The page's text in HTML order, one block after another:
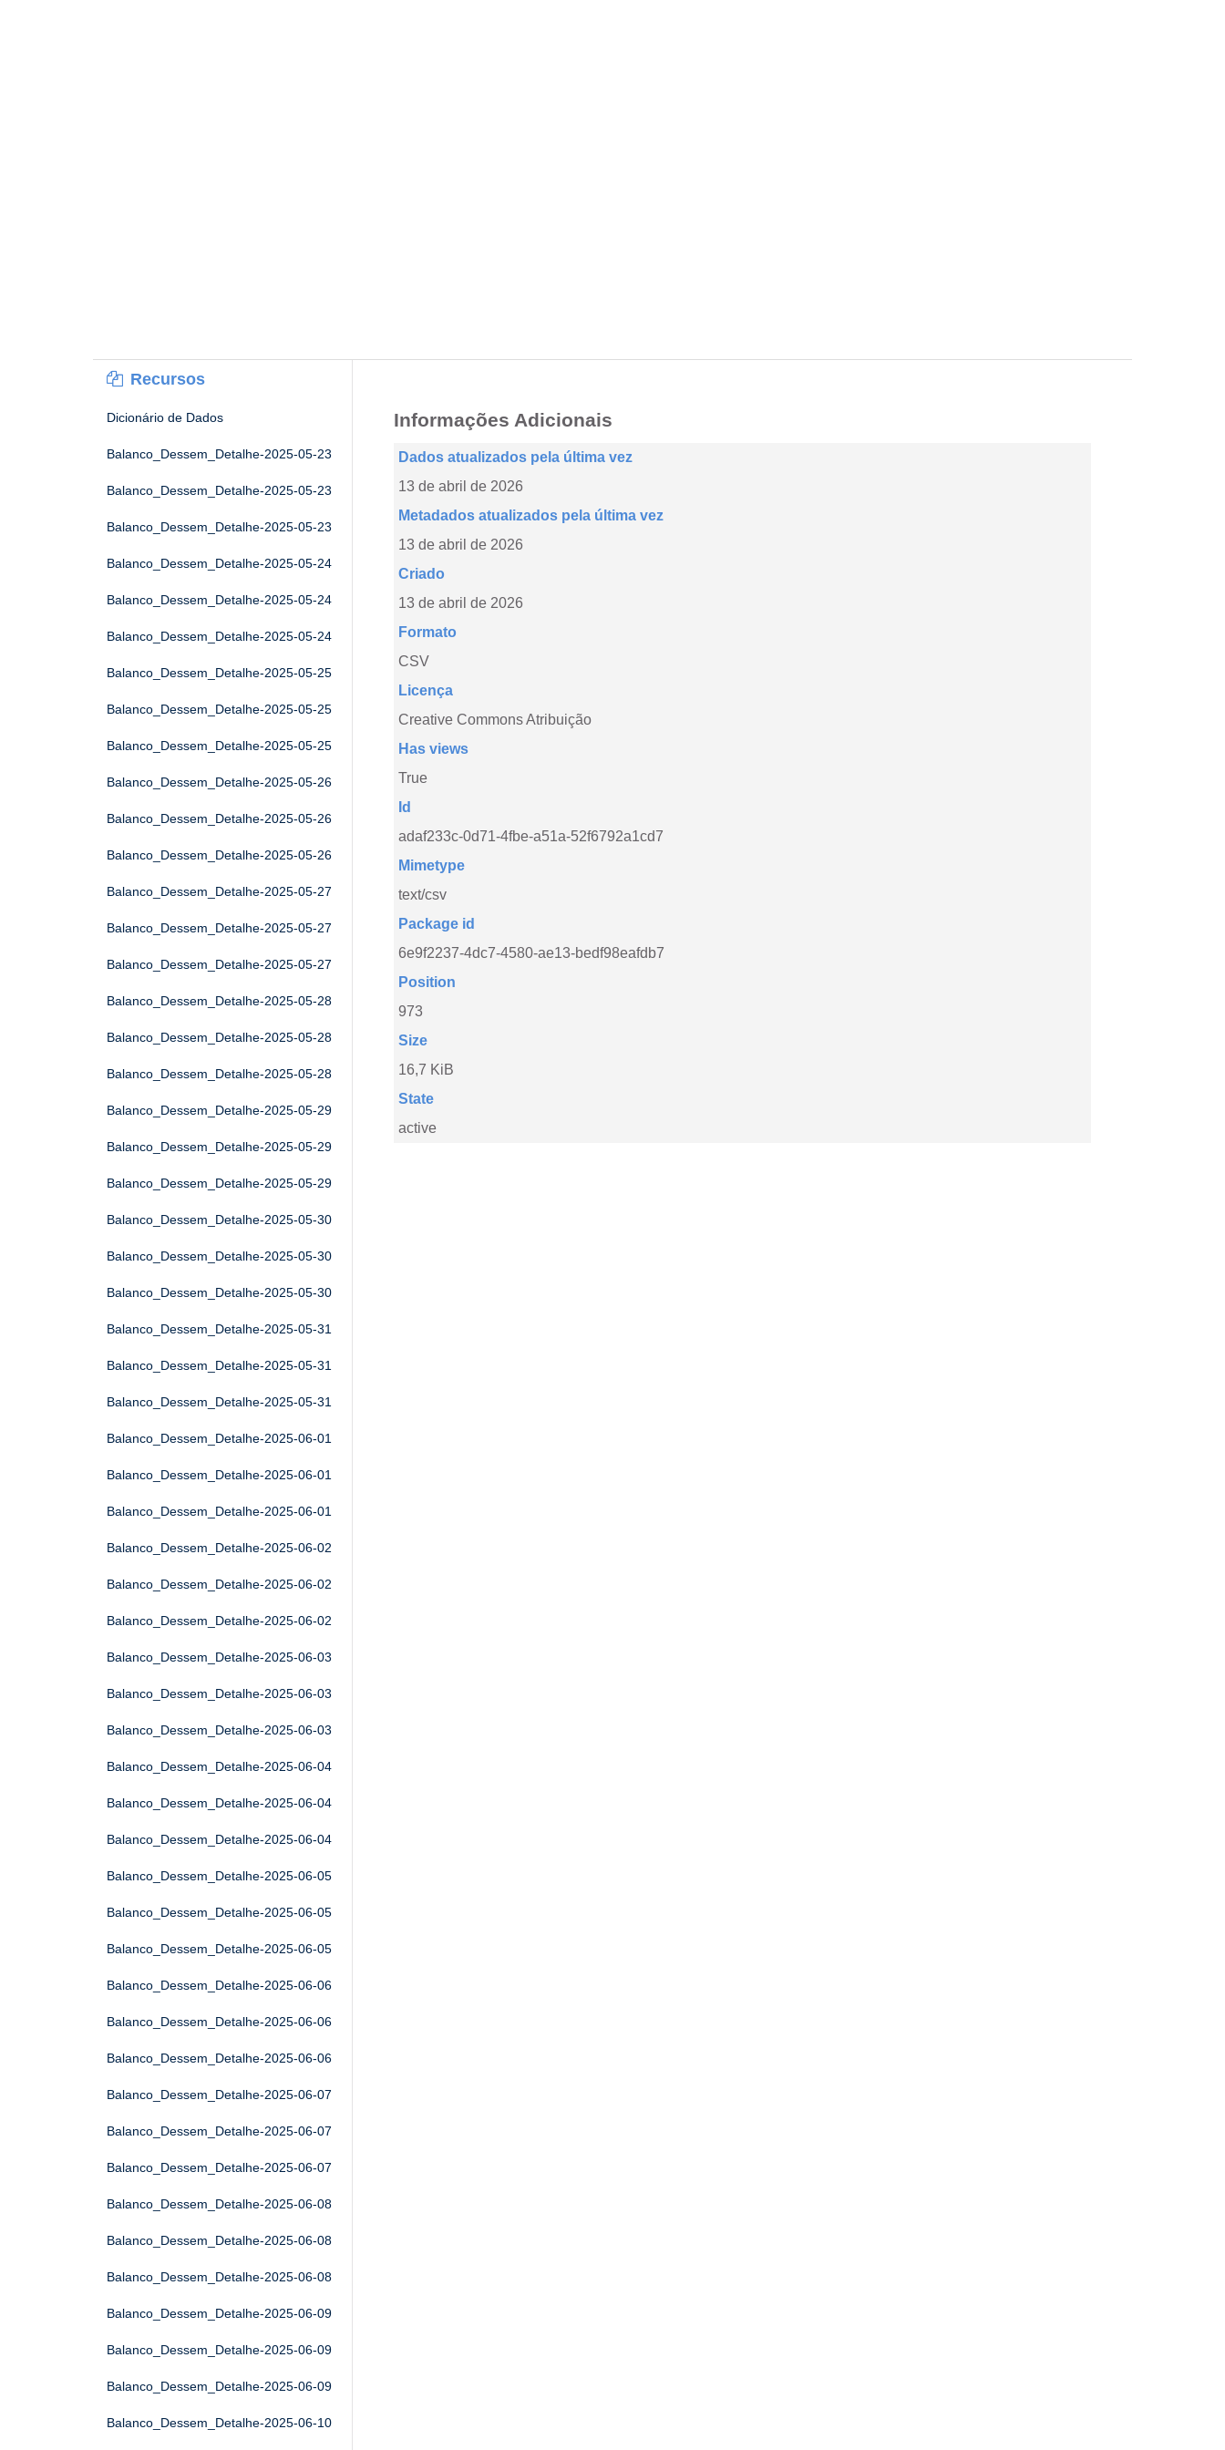
Recursos
Dicionário de Dados
Balanco_Dessem_Detalhe-2025-05-23
Balanco_Dessem_Detalhe-2025-05-23
Balanco_Dessem_Detalhe-2025-05-23
Balanco_Dessem_Detalhe-2025-05-24
Balanco_Dessem_Detalhe-2025-05-24
Balanco_Dessem_Detalhe-2025-05-24
Balanco_Dessem_Detalhe-2025-05-25
Balanco_Dessem_Detalhe-2025-05-25
Balanco_Dessem_Detalhe-2025-05-25
Balanco_Dessem_Detalhe-2025-05-26
Balanco_Dessem_Detalhe-2025-05-26
Balanco_Dessem_Detalhe-2025-05-26
Balanco_Dessem_Detalhe-2025-05-27
Balanco_Dessem_Detalhe-2025-05-27
Balanco_Dessem_Detalhe-2025-05-27
Balanco_Dessem_Detalhe-2025-05-28
Balanco_Dessem_Detalhe-2025-05-28
Balanco_Dessem_Detalhe-2025-05-28
Balanco_Dessem_Detalhe-2025-05-29
Balanco_Dessem_Detalhe-2025-05-29
Balanco_Dessem_Detalhe-2025-05-29
Balanco_Dessem_Detalhe-2025-05-30
Balanco_Dessem_Detalhe-2025-05-30
Balanco_Dessem_Detalhe-2025-05-30
Balanco_Dessem_Detalhe-2025-05-31
Balanco_Dessem_Detalhe-2025-05-31
Balanco_Dessem_Detalhe-2025-05-31
Balanco_Dessem_Detalhe-2025-06-01
Balanco_Dessem_Detalhe-2025-06-01
Balanco_Dessem_Detalhe-2025-06-01
Balanco_Dessem_Detalhe-2025-06-02
Balanco_Dessem_Detalhe-2025-06-02
Balanco_Dessem_Detalhe-2025-06-02
Balanco_Dessem_Detalhe-2025-06-03
Balanco_Dessem_Detalhe-2025-06-03
Balanco_Dessem_Detalhe-2025-06-03
Balanco_Dessem_Detalhe-2025-06-04
Balanco_Dessem_Detalhe-2025-06-04
Balanco_Dessem_Detalhe-2025-06-04
Balanco_Dessem_Detalhe-2025-06-05
Balanco_Dessem_Detalhe-2025-06-05
Balanco_Dessem_Detalhe-2025-06-05
Balanco_Dessem_Detalhe-2025-06-06
Balanco_Dessem_Detalhe-2025-06-06
Balanco_Dessem_Detalhe-2025-06-06
Balanco_Dessem_Detalhe-2025-06-07
Balanco_Dessem_Detalhe-2025-06-07
Balanco_Dessem_Detalhe-2025-06-07
Balanco_Dessem_Detalhe-2025-06-08
Balanco_Dessem_Detalhe-2025-06-08
Balanco_Dessem_Detalhe-2025-06-08
Balanco_Dessem_Detalhe-2025-06-09
Balanco_Dessem_Detalhe-2025-06-09
Balanco_Dessem_Detalhe-2025-06-09
Balanco_Dessem_Detalhe-2025-06-10
Informações Adicionais
Dados atualizados pela última vez
13 de abril de 2026
Metadados atualizados pela última vez
13 de abril de 2026
Criado
13 de abril de 2026
Formato
CSV
Licença
Creative Commons Atribuição
Has views
True
Id
adaf233c-0d71-4fbe-a51a-52f6792a1cd7
Mimetype
text/csv
Package id
6e9f2237-4dc7-4580-ae13-bedf98eafdb7
Position
973
Size
16,7 KiB
State
active